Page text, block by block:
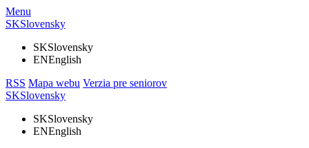
Menu
SKSlovensky
SKSlovensky
ENEnglish
RSS Mapa webu Verzia pre seniorov
SKSlovensky
SKSlovensky
ENEnglish